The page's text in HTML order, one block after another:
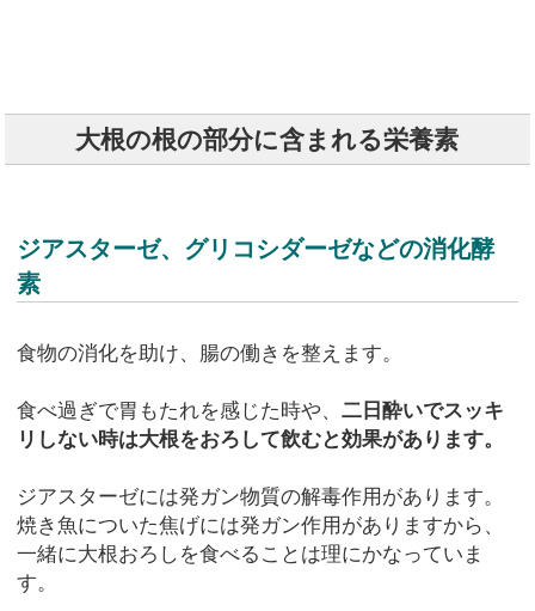
大根の根の部分に含まれる栄養素
ジアスターゼ、グリコシダーゼなどの消化酵
素
食物の消化を助け、腸の働きを整えます。
食べ過ぎで胃もたれを感じた時や、二日酔いでスッキ
リしない時は大根をおろして飲むと効果があります。
ジアスターゼには発ガン物質の解毒作用があります。
焼き魚についた焦げには発ガン作用がありますから、
一緒に大根おろしを食べることは理にかなっていま
す。